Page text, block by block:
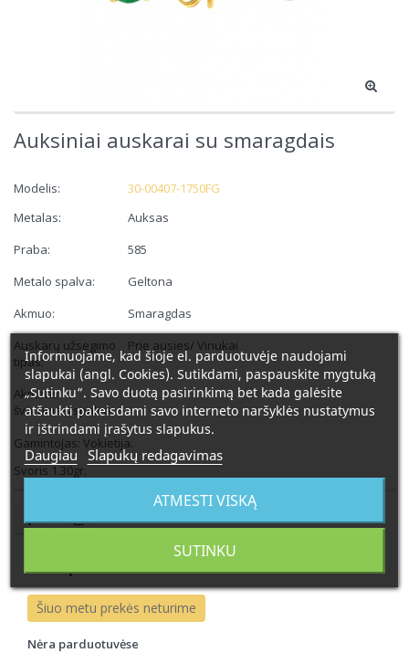
Auksiniai auskarai su smaragdais
Modelis:
30-00407-1750FG
Metalas:
Auksas
Praba:
585
Metalo spalva:
Geltona
Akmuo:
Smaragdas
Auskarų užsegimo
tipas:
Prie ausies/ Vinukai
Akmens
švarumas/spalva:
F
Gamintojas: Vokietija.
Svoris 1.30gr.
515,00 €
Šiuo metu prekės neturime
Nėra parduotuvėse
Informuojame, kad šioje el. parduotuvėje naudojami
slapukai (angl. Cookies). Sutikdami, paspauskite mygtuką
„Sutinku“. Savo duotą pasirinkimą bet kada galėsite
atšaukti pakeisdami savo interneto naršyklės nustatymus
ir ištrindami įrašytus slapukus.
Daugiau Slapukų redagavimas
ATMESTI VISKĄ
SUTINKU